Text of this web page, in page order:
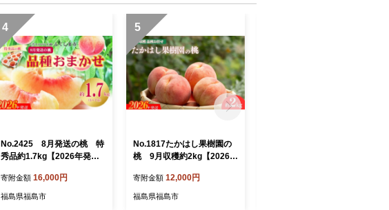
4
No.2425 8月発送の桃 特
秀品約1.7kg【2026年発
寄附金額 16,000円
福島県福島市
5
No.1817たかはし果樹園の
桃 9月収穫約2kg【2026年
寄附金額 12,000円
福島県福島市